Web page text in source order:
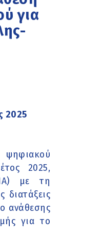
για
2025
ψηφιακού
2025,
με τη
ανάθεσης
για το